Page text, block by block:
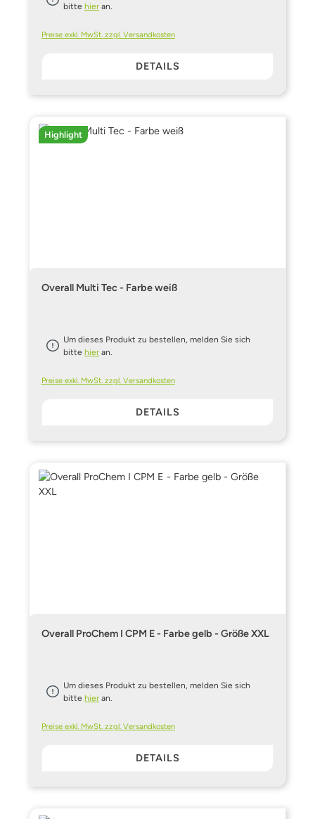
bittehier an.
Preise exkl. MwSt. zzgl. Versandkosten
DETAILS
Highlight
Overall Multi Tec - Farbe weiß
Um dieses Produkt zu bestellen, melden Sie sich
bittehier an.
Preise exkl. MwSt. zzgl. Versandkosten
DETAILS
Overall ProChem I CPM E - Farbe gelb - Größe XXL
Um dieses Produkt zu bestellen, melden Sie sich
bittehier an.
Preise exkl. MwSt. zzgl. Versandkosten
DETAILS